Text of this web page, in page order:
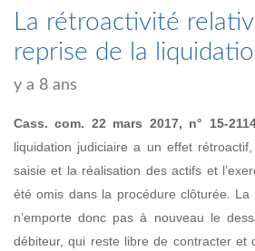
La rétroactivité
reprise de la
y a 8 ans
Cass. com. 22 mars 2017, n° 15-
liquidation judiciaire a un effet
saisie et la réalisation des actifs et
été omis dans la procédure clôturée.
n’emporte donc pas à nouveau le
débiteur, qui reste libre de contracter et